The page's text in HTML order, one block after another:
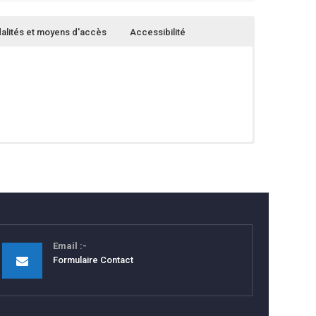
et moyens d'accès Accessibilité
Email
Formulaire Contact